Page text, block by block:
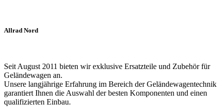
Allrad Nord
Seit August 2011 bieten wir exklusive Ersatzteile und Zubehör für
Geländewagen an.
Unsere langjährige Erfahrung im Bereich der Geländewagentechnik
garantiert Ihnen die Auswahl der besten Komponenten und einen
qualifizierten Einbau.